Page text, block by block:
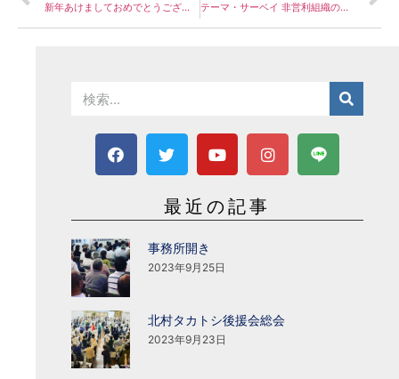
新年あけましておめでとうございます。 テーマ・サーベイ 非営利組織の経営 第Ⅲ部
最近の記事
事務所開き
2023年9月25日
北村タカトシ後援会総会
2023年9月23日